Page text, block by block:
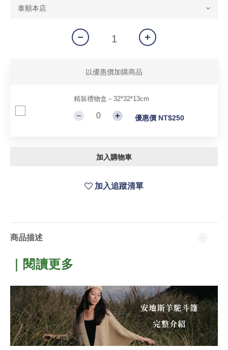
以優惠價加購商品
精裝禮物盒－32*32*13cm
優惠價 NT$250
加入購物車
加入追蹤清單
商品描述
｜閱讀更多